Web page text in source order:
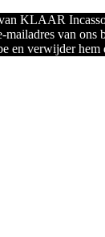
KLAAR
van ons
en verwijder hem